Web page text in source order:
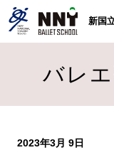
新国
バレ
2023年3月 9日